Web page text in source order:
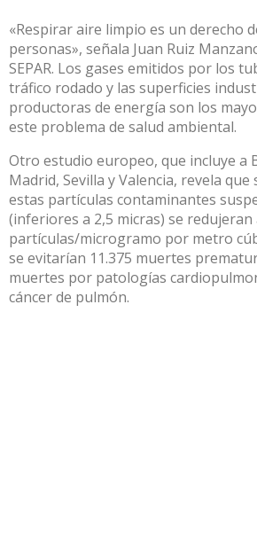
«Respirar aire limpio es un derecho
personas», señala Juan Ruiz
SEPAR. Los gases emitidos por los
tráfico rodado y las superficies
productoras de energía son los
este problema de salud ambiental.
Otro estudio europeo, que incluye a
Madrid, Sevilla y Valencia, revela que
estas partículas contaminantes
(inferiores a 2,5 micras) se redujeran
partículas/microgramo por metro
se evitarían 11.375 muertes
muertes por patologías
cáncer de pulmón.